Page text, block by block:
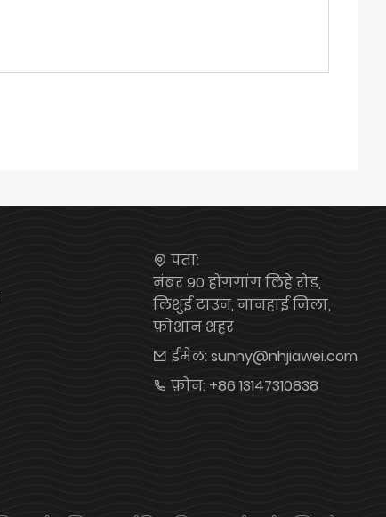
पता:
नंबर 90 होंगगांग लिहे रोड,
लिशुई टाउन, नानहाई जिला,
फ़ोशान शहर
ईमेल:sunny@nhjiawei.com
फ़ोन: +86 13147310838